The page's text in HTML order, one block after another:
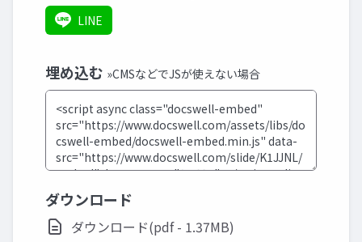
LINE
埋め込む »CMSなどでJSが使えない場合
ダウンロード
ダウンロード(pdf - 1.37MB)